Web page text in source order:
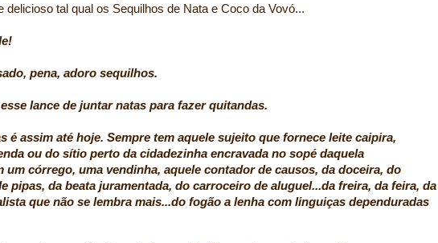
delicioso tal qual os Sequilhos de Nata e Coco da Vovó...
pena, adoro sequilhos.
lance de juntar natas para fazer quitandas.
é assim até hoje. Sempre tem aquele sujeito que fornece leite caipira,
ou do sítio perto da cidadezinha encravada no sopé daquela
um córrego, uma vendinha, aquele contador de causos, da doceira, do
pipas, da beata juramentada, do carroceiro de aluguel...da freira, da feira, da
que não se lembra mais...do fogão a lenha com linguiças dependuradas